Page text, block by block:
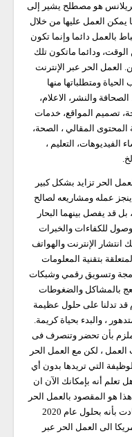
هو مصطلح يشير إلى
يمكن العمل عليها من خلال
بالعمل دائما وإنما تكون
ودائما ماتكون تلك
العمل الحر عبر الإنترنت
ومتطلباتها منها
والنشر، الاعلام،
تصميم المواقع، خدمات
المحتوى المقالي ، الصحة،
الفيديوهات، التعليم ،
الحر تزايد بشكل كبير
عمله ومشاريعه لصالح
قد يفصل بينهما البحار
للكفاءات والخبرات
الإنترنت والهواتف
بتقنية المعلومات
وتسويق رقمي وشبكات
بالمشاكل والضغوطات
قد تدلنا على حلول عظيمة
، والبدء بحياة كريمة.
بأن تحضر وتنصرف فى
، لكن مع العمل الحر
التي تريدها بدون أي
تعلم أنه بإمكانك الآن ان
هو المقصود بالعمل الحر
عبر الانترنت ، هناك دراسه أمريكيه أفادت بأنه بحلول عام 2020
امريكا الى العمل الحر عبر